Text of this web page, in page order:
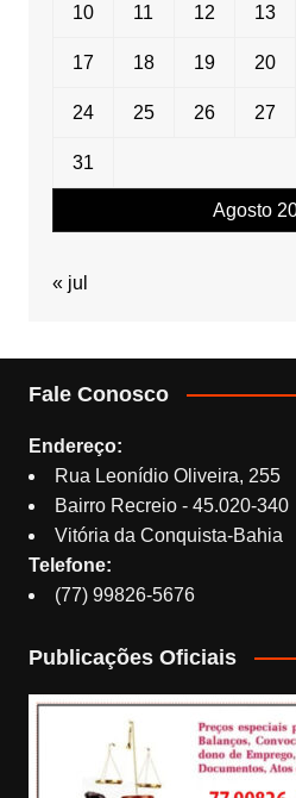
Agosto
10 11 12 13
17 18 19 20
24 25 26 27
31
« jul
Fale Conosco
Endereço:
Rua Leonídio Oliveira, 255
Bairro Recreio - 45.020-340
Vitória da Conquista-Bahia
Telefone:
(77) 99826-5676
Publicações Oficiais